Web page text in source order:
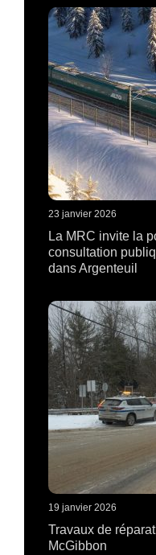
23 janvier 2026
La MRC invite la
consultation
dans Argenteuil
19 janvier 2026
Travaux de
McGibbon